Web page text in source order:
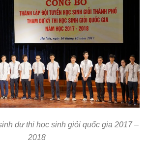
dự thi học sinh giỏi quốc gia 2017 –
2018